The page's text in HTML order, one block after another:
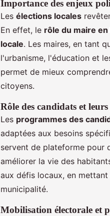
Importance des enjeux
Les élections locales
En effet, le rôle du maire en
locale. Les maires, en tant
l'urbanisme, l'éducation et
permet de mieux
citoyens.
Rôle des candidats et
Les programmes des
adaptées aux besoins
servent de plateforme pour
améliorer la vie des
aux défis locaux, en
municipalité.
Mobilisation électorale et